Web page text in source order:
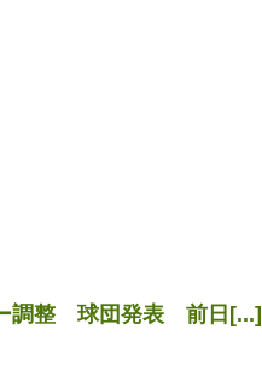
調整 球団発表 前日[...]